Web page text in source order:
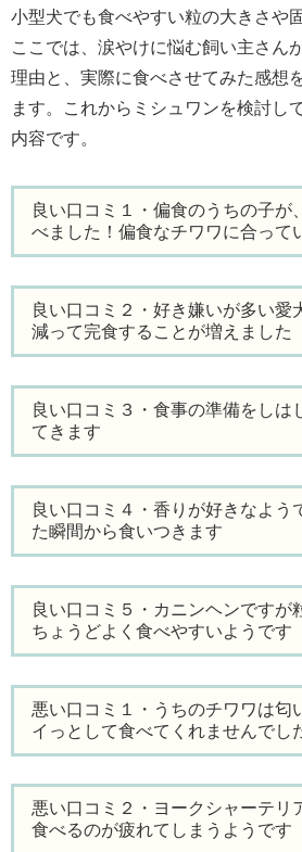
小型犬でも食べやすい粒の大きさや
ここでは、涙やけに悩む飼い主さん
理由と、実際に食べさせてみた感想
ます。これからミシュワンを検討し
内容です。
良い口コミ１・偏食のうちの子が
べました！偏食なチワワに合って
良い口コミ２・好き嫌いが多い愛
減って完食することが増えました
良い口コミ３・食事の準備をしは
てきます
良い口コミ４・香りが好きなよう
た瞬間から食いつきます
良い口コミ５・カニンヘンですが
ちょうどよく食べやすいようです
悪い口コミ１・うちのチワワは匂
イっとして食べてくれませんでし
悪い口コミ２・ヨークシャーテリ
食べるのが疲れてしまうようです